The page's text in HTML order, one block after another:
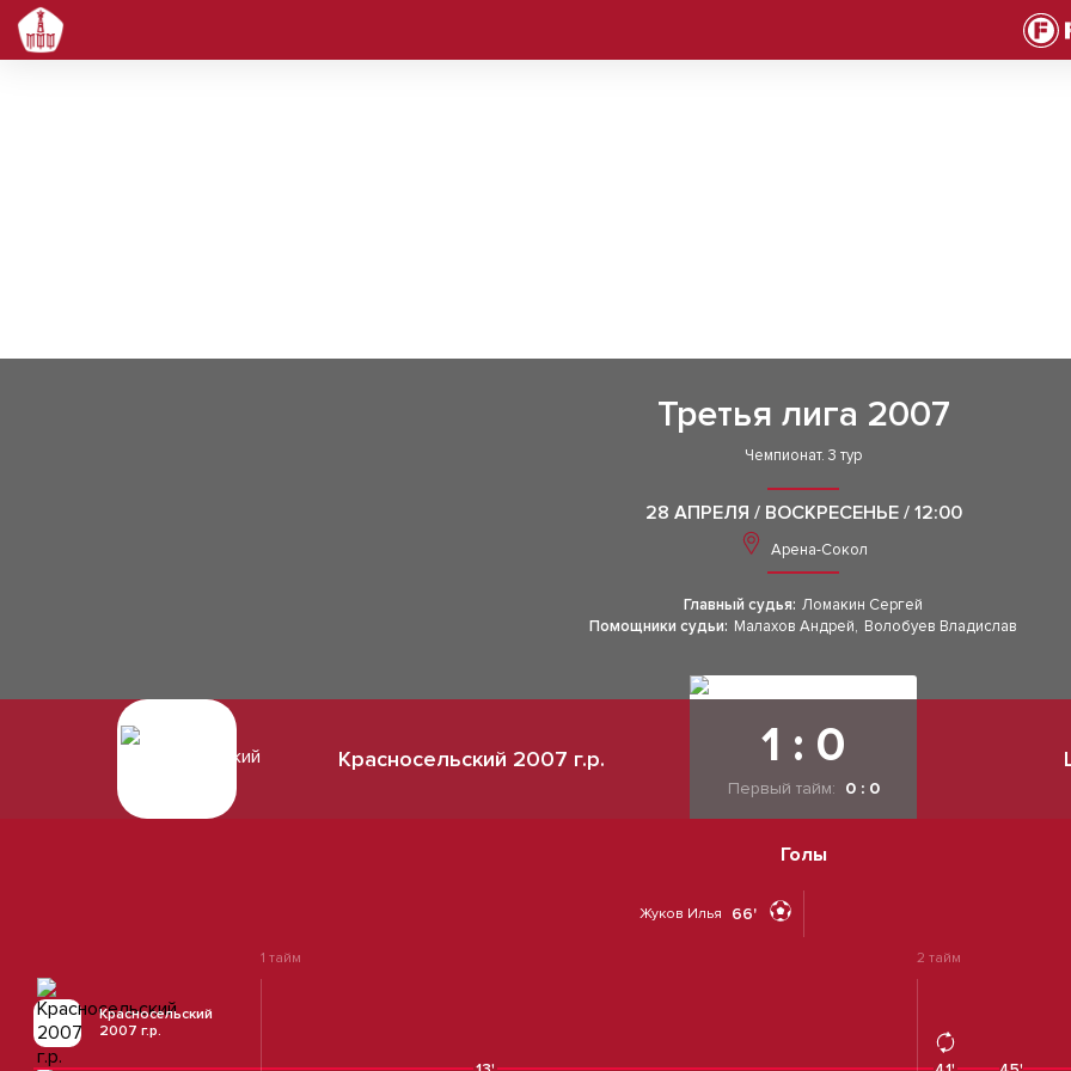
Третья лига 2007
Чемпионат. 3 тур
28 АПРЕЛЯ / ВОСКРЕСЕНЬЕ / 12:00
Арена-Сокол
Главный судья: Ломакин Сергей
Помощники судьи: Малахов Андрей, Волобуев Владислав
Красносельский 2007 г.р. 1 : 0
Первый тайм: 0 : 0
Голы
Жуков Илья 66'
Красносельский
2007 г.р.
1 тайм 2 тайм